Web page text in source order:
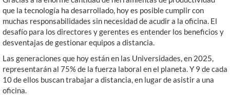
que la tecnología ha desarrollado, hoy es posible cumplir con
muchas responsabilidades sin necesidad de acudir a la oficina. El
desafío para los directores y gerentes es entender los beneficios y
desventajas de gestionar equipos a distancia.
Las generaciones que hoy están en las Universidades, en 2025,
representarán al 75% de la fuerza laboral en el planeta. Y 9 de cada
10 de ellos buscan trabajar a distancia, en lugar de asistir a una
oficina.